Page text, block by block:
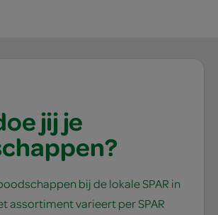
jij je
bij de lokale SPAR in
assortiment varieert per SPAR